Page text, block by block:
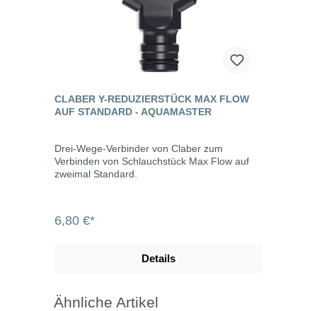
CLABER Y-REDUZIERSTÜCK MAX FLOW
AUF STANDARD - AQUAMASTER
Drei-Wege-Verbinder von Claber zum
Verbinden von Schlauchstück Max Flow auf
zweimal Standard.
6,80 €*
Details
Ähnliche Artikel